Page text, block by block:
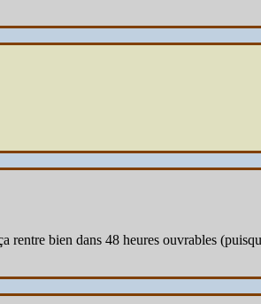
bien dans 48 heures ouvrables